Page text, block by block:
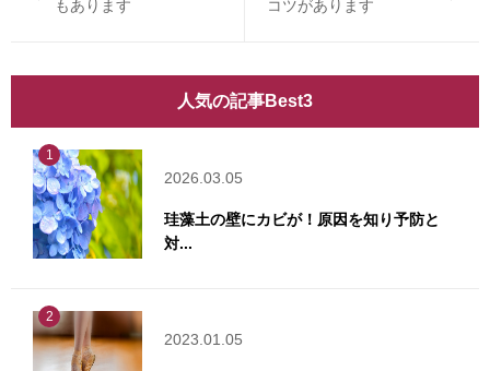
もあります コツがあります
人気の記事Best3
1
2026.03.05
珪藻土の壁にカビが！原因を知り予防と
対...
2
2023.01.05